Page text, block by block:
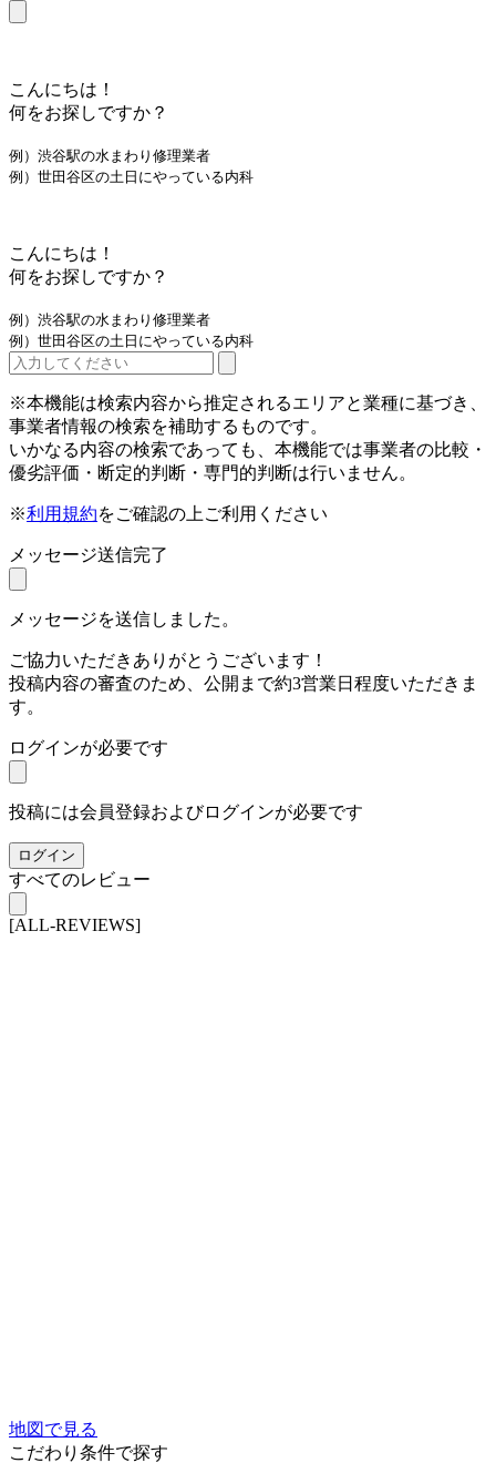
こんにちは！
何をお探しですか？
例）渋谷駅の水まわり修理業者
例）世田谷区の土日にやっている内科
こんにちは！
何をお探しですか？
例）渋谷駅の水まわり修理業者
例）世田谷区の土日にやっている内科
※本機能は検索内容から推定されるエリアと業種に基づき、
事業者情報の検索を補助するものです。
いかなる内容の検索であっても、本機能では事業者の比較・
優劣評価・断定的判断・専門的判断は行いません。
※利用規約をご確認の上ご利用ください
メッセージ送信完了
メッセージを送信しました。
ご協力いただきありがとうございます！
投稿内容の審査のため、公開まで約3営業日程度いただきま
す。
ログインが必要です
投稿には会員登録およびログインが必要です
ログイン
すべてのレビュー
[ALL-REVIEWS]
地図で見る
こだわり条件で探す